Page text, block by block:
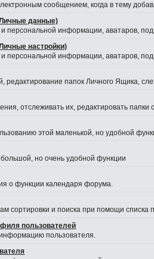
сообщением, когда в тему
данные)
и персональной информации, аватаров,
настройки)
и персональной информации, аватаров,
редактирование папок Личного Ящика,
отслеживать их, редактировать
этой маленькой, но удобной
но очень удобной функции
о функции календаря форума.
сортировки и поиска при помощи списка
пользователей
пользователя.